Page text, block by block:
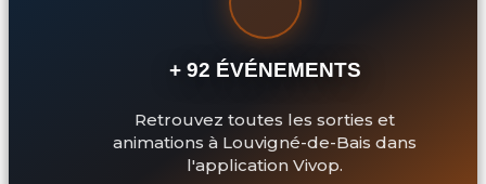
+ 92 ÉVÉNEMENTS
Retrouvez toutes les sorties et
animations à Louvigné-de-Bais dans
l'application Vivop.